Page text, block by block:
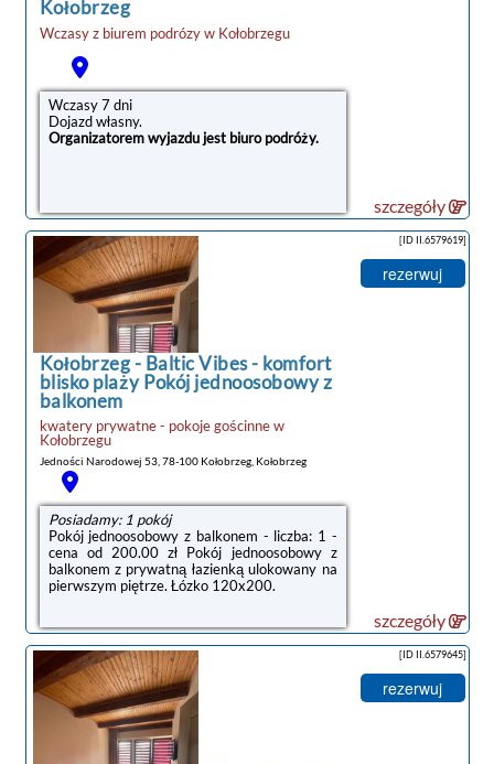
Kołobrzeg
Wczasy z biurem podrózy w Kołobrzegu
Wczasy 7 dni
Dojazd własny.
Organizatorem wyjazdu jest biuro podróży.
szczegóły
Kołobrzeg- Baltic Vibes - komfort
blisko plaży Pokój jednoosobowy z
balkonem
kwatery prywatne - pokoje gościnnew
Kołobrzegu
Jedności Narodowej 53, 78-100 Kołobrzeg, Kołobrzeg
Posiadamy: 1 pokój
Pokój jednoosobowy z balkonem - liczba: 1 -
cena od 200.00 zł Pokój jednoosobowy z
balkonem z prywatną łazienką ulokowany na
pierwszym piętrze. Łózko 120x200.
[ID II.6579619]
rezerwuj
szczegóły
[ID II.6579645]
rezerwuj